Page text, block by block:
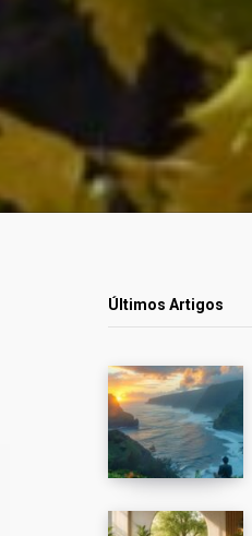
Últimos Artigos